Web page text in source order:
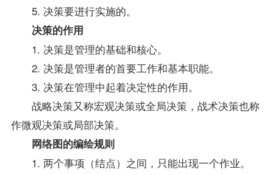
5. 决策要进行实施的。
决策的作用
1. 决策是管理的基础和核心。
2. 决策是管理者的首要工作和基本职能。
3. 决策在管理中起着决定性的作用。
战略决策又称宏观决策或全局决策，战术决策也称
作微观决策或局部决策。
网络图的编绘规则
1. 两个事项（结点）之间，只能出现一个作业。